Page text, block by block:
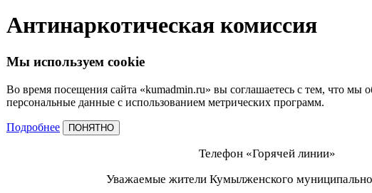
Антинаркотическая комиссия
Мы используем cookie
Во время посещения сайта «kumadmin.ru» вы соглашаетесь с тем, что мы
персональные данные с использованием метрических программ.
Подробнее ПОНЯТНО
Телефон «Горячей линии»
Уважаемые жители Кумылженского